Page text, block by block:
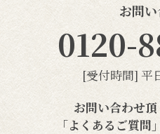
お問
0120-
[受付時間] 平
お問い合わせ
「よくあるご質問」